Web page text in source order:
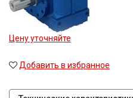
Цену уточняйте
Добавить в избранное